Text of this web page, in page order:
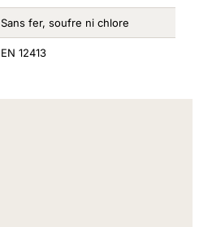
Sans fer, soufre ni chlore
EN 12413